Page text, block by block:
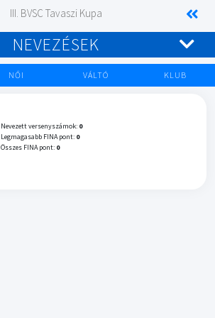
III. BVSC Tavaszi Kupa
NEVEZÉSEK
NŐI VÁLTÓ KLUB
Nevezett versenyszámok: 0
Legmagasabb FINA pont: 0
Összes FINA pont: 0